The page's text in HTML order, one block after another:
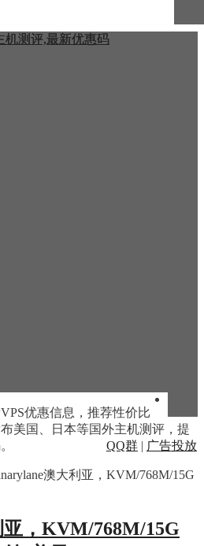
机测评,最新优惠码
优惠信息，推荐性价比
美国、日本等国外主机测评，提
QQ群 | 广告投放
澳大利亚，KVM/768M/15G
，KVM/768M/15G